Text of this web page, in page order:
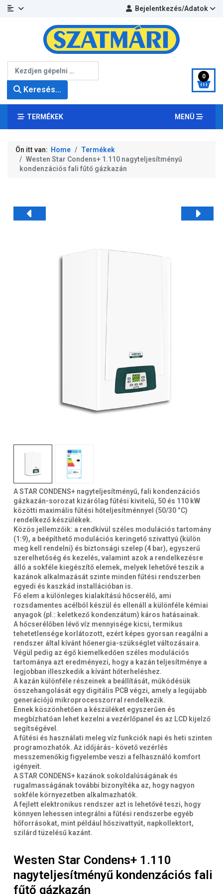
Bejelentkezés/Adatok
Keresés...
0
TERMÉKEK MENÜ
Ön itt van: Home
Termékek
Westen Star Condens+ 1.110 nagyteljesítményű
kondenzációs fali fűtő gázkazán
A STAR CONDENS+ nagyteljesítményű, fali kondenzációs
gázkazán-sorozat kizárólag fűtési kivitelű, 50 és 110 kW
közötti maximális fűtési hőteljesítménnyel (50/30 °C)
rendelkező készülékek.
Közös jellemzőik: a rendkívül széles modulációs tartomány
(1:9), a beépíthető modulációs keringető szivattyú (külön
meg kell rendelni) és biztonsági szelep (4 bar), egyszerű
szerelhetőség és kezelés, valamint azok a rendelkezésre
álló a sokféle kiegészítő elemek, melyek lehetővé teszik a
kazánok alkalmazását szinte minden fűtési rendszerben
egyedi és kaszkád installációban is.
Fő elem a különleges kialakítású hőcserélő, ami
rozsdamentes acélból készül és ellenáll a különféle kémiai
anyagok (pl.: keletkező kondenzátum) káros hatásainak.
A hőcserélőben lévő víz mennyisége kicsi, termikus
tehetetlensége korlátozott, ezért képes gyorsan reagálni a
rendszer által kívánt hőenergia-szükséglet változásaira.
Végül pedig az égő kiemelkedően széles modulációs
tartománya azt eredményezi, hogy a kazán teljesítménye a
legjobban illeszkedik a kívánt hőterheléshez.
A kazán különféle részeinek a beállítását, működésük
összehangolását egy digitális PCB végzi, amely a legújabb
generációjú mikroprocesszorral rendelkezik.
Ennek köszönhetően a készüléket egyszerűen és
megbízhatóan lehet kezelni a vezérlőpanel és az LCD kijelző
segítségével.
A fűtési és használati meleg víz funkciók napi és heti szinten
programozhatók. Az időjárás- követő vezérlés
messzemenőkig figyelembe veszi a felhasználó komfort
igényeit.
A STAR CONDENS+ kazánok sokoldalúságának és
rugalmasságának további bizonyítéka az, hogy nagyon
sokféle környezetben alkalmazhatók.
A fejlett elektronikus rendszer azt is lehetővé teszi, hogy
könnyen lehessen integrálni a fűtési rendszerbe egyéb
hőforrásokat, mint például hőszivattyút, napkollektort,
szilárd tüzelésű kazánt.
Westen Star Condens+ 1.110
nagyteljesítményű kondenzációs fali
fűtő gázkazán